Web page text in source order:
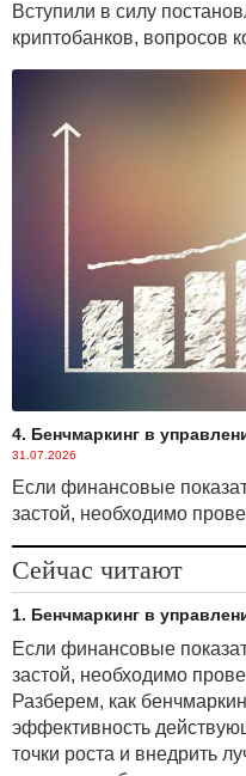
Вступили в силу
криптобанков, вопросов
4. Бенчмаркинг в
31.07.2026
Если финансовые
застой, необходимо
Сейчас читают
1. Бенчмаркинг в
Если финансовые
застой, необходимо
Разберем, как
эффективность
точки роста и внедрить